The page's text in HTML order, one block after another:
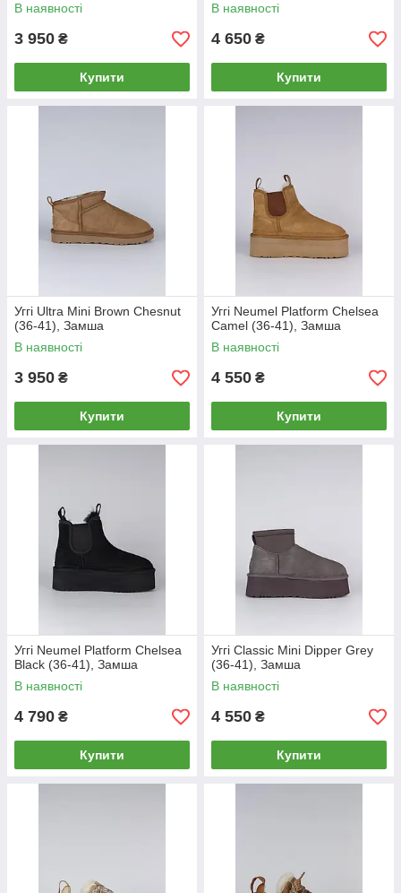
В наявності
3 950 ₴
Купити
В наявності
4 650 ₴
Купити
Уггі Ultra Mini Brown Chesnut
(36-41), Замша
В наявності
3 950 ₴
Купити
Уггі Neumel Platform Chelsea
Camel (36-41), Замша
В наявності
4 550 ₴
Купити
Уггі Neumel Platform Chelsea
Black (36-41), Замша
В наявності
4 790 ₴
Купити
Уггі Classic Mini Dipper Grey
(36-41), Замша
В наявності
4 550 ₴
Купити